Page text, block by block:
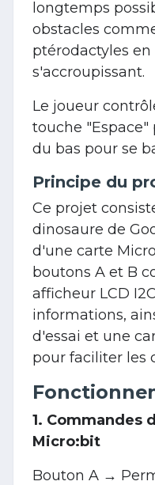
longtemps
obstacles
ptérodactyles
s'accroupissant.
Le joueur
touche
du bas pour se
Principe du
Ce projet
dinosaure de
d'une carte
boutons A et B
afficheur LCD
informations,
d'essai et une
pour faciliter les
1. Commandes
Micro:bit
Bouton A →